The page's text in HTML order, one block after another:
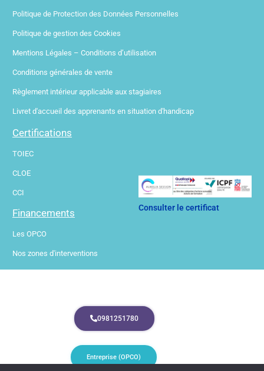
Politique de Protection des Données Personnelles
Politique de gestion des Cookies
Mentions Légales – Conditions d’utilisation
Conditions générales de vente
Règlement intérieur applicable aux stagiaires
Livret d'accueil des apprenants en situation d'handicap
Certifications
TOIEC
CLOE
CCI
Financements
Les OPCO
Nos zones d'interventions
Consulter le certificat
0981251780
Entreprise (OPCO)